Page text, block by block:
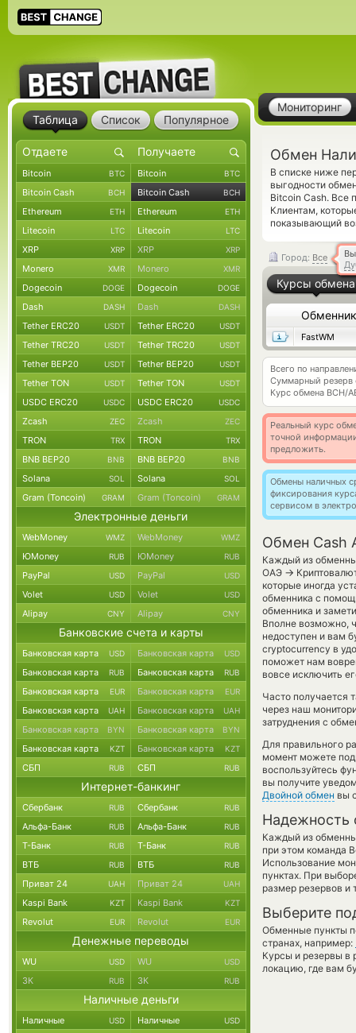
Мониторинг
Обмен
В списке ниже
выгодности
Bitcoin Cash. Все
Клиентам,
показывающий
Город: Все
Курсы обмена
Обменник
FastWM
Всего по
Суммарный резерв
Курс обмена BCH/
Реальный курс
точной
предложить.
Обмены наличных
фиксирования
сервисом в
Обмен Cash
Каждый из
ОАЭ →
которые иногда
обменника с
обменника и
Вполне возможно,
недоступен и вам
cryptocurrency в
поможет нам
вовсе исключить
Часто получается
через наш
затруднения с
Для правильного
момент можете
воспользуйтесь
вы получите
Двойной обмен вы
Надежность
Каждый из
при этом команда
Использование
пунктах. При
размер резервов и
Выберите
Обменные пункты
странах, например:
Курсы и резервы в
локацию, где вам
Таблица Список Популярное
Bitcoin BTC Bitcoin BTC
Bitcoin Cash BCH Bitcoin Cash BCH
Ethereum ETH Ethereum ETH
Litecoin LTC Litecoin LTC
XRP XRP XRP XRP
Monero XMR Monero XMR
Dogecoin DOGE Dogecoin DOGE
Dash DASH Dash DASH
Tether ERC20 USDT Tether ERC20 USDT
Tether TRC20 USDT Tether TRC20 USDT
Tether BEP20 USDT Tether BEP20 USDT
Tether TON USDT Tether TON USDT
USDC ERC20 USDC USDC ERC20 USDC
Zcash ZEC Zcash ZEC
TRON TRX TRON TRX
BNB BEP20 BNB BNB BEP20 BNB
Solana SOL Solana SOL
Gram (Toncoin) GRAM Gram (Toncoin) GRAM
Электронные деньги
WebMoney WMZ WebMoney WMZ
ЮMoney RUB ЮMoney RUB
PayPal USD PayPal USD
Volet USD Volet USD
Alipay CNY Alipay CNY
Банковские счета и карты
Банковская карта USD Банковская карта USD
Банковская карта RUB Банковская карта RUB
Банковская карта EUR Банковская карта EUR
Банковская карта UAH Банковская карта UAH
Банковская карта BYN Банковская карта BYN
Банковская карта KZT Банковская карта KZT
СБП RUB СБП RUB
Интернет-банкинг
Сбербанк RUB Сбербанк RUB
Альфа-Банк RUB Альфа-Банк RUB
Т-Банк RUB Т-Банк RUB
ВТБ RUB ВТБ RUB
Приват 24 UAH Приват 24 UAH
Kaspi Bank KZT Kaspi Bank KZT
Revolut EUR Revolut EUR
Денежные переводы
WU USD WU USD
ЗК RUB ЗК RUB
Наличные деньги
Наличные USD Наличные USD